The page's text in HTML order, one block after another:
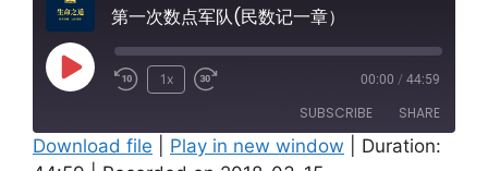
第一次数点军队(民数记一章）
Play
1x 00:00 / 44:59
SUBSCRIBE SHARE
Download file Play in new window
Duration: